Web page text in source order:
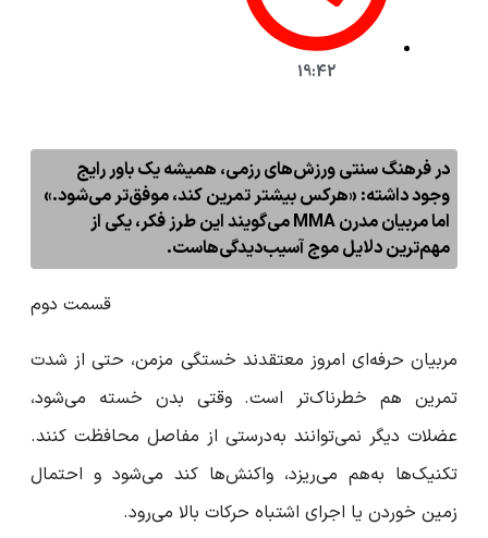
19:42
در فرهنگ سنتی ورزش‌های رزمی، همیشه یک باور رایج
وجود داشته: «هرکس بیشتر تمرین کند، موفق‌تر می‌شود.»
اما مربیان مدرن MMA می‌گویند این طرز فکر، یکی از
مهم‌ترین دلایل موج آسیب‌دیدگی‌هاست.
قسمت دوم
مربیان حرفه‌ای امروز معتقدند خستگی مزمن، حتی از شدت
تمرین هم خطرناک‌تر است. وقتی بدن خسته می‌شود،
عضلات دیگر نمی‌توانند به‌درستی از مفاصل محافظت کنند.
تکنیک‌ها به‌هم می‌ریزد، واکنش‌ها کند می‌شود و احتمال
زمین خوردن یا اجرای اشتباه حرکات بالا می‌رود.